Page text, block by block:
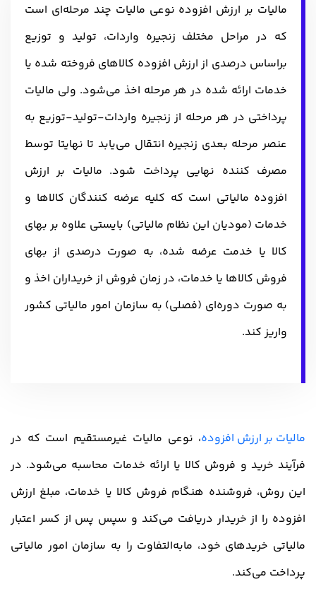
مالیات بر ارزش افزوده نوعی مالیات چند مرحله‌ای است
که در مراحل مختلف زنجیره واردات، تولید و توزیع
براساس درصدی از ارزش افزوده کالاهای فروخته شده یا
خدمات ارائه شده در هر مرحله اخذ می‌شود. ولی مالیات
پرداختی در هر مرحله از زنجیره واردات-تولید-توزیع به
عنصر مرحله بعدی زنجیره انتقال می‌یابد تا نهایتا توسط
مصرف‌ کننده نهایی پرداخت شود. مالیات بر ارزش
افزوده مالیاتی است که کلیه عرضه‌ کنندگان کالاها و
خدمات (مودیان این نظام مالیاتی) بایستی علاوه بر بهای
کالا یا خدمت عرضه‌ شده، به‌ صورت درصدی از بهای
فروش کالاها یا خدمات، در زمان فروش از خریداران اخذ و
به‌ صورت دوره‌ای (فصلی) به سازمان امور مالیاتی کشور
واریز کند.
مالیات بر ارزش افزوده، نوعی مالیات غیرمستقیم است که در
فرآیند خرید و فروش کالا یا ارائه خدمات محاسبه می‌شود. در
این روش، فروشنده هنگام فروش کالا یا خدمات، مبلغ ارزش
افزوده را از خریدار دریافت می‌کند و سپس پس از کسر اعتبار
مالیاتی خریدهای خود، مابه‌التفاوت را به سازمان امور مالیاتی
پرداخت می‌کند.